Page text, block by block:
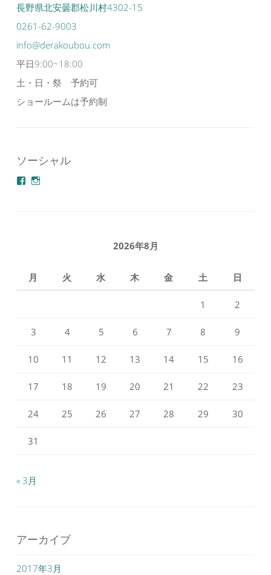
長野県北安曇郡松川村4302-15
0261-62-9003
info@derakoubou.com
平日9:00~18:00
土・日・祭 予約可
ショールームは予約制
ソーシャル
azuminonoie
を
derakoubou
2026年8月
月 火 水 木 金 土 日
1 2
3 4 5 6 7 8 9
10 11 12 13 14 15 16
17 18 19 20 21 22 23
24 25 26 27 28 29 30
31
« 3月
アーカイブ
2017年3月